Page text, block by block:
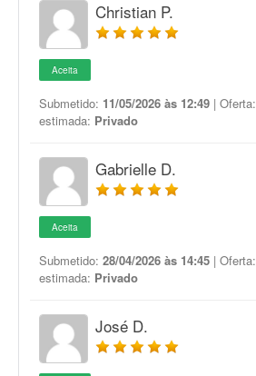
Christian P.
Aceita
Submetido: 11/05/2026 às 12:49 | Oferta:
estimada: Privado
Gabrielle D.
Aceita
Submetido: 28/04/2026 às 14:45 | Oferta:
estimada: Privado
José D.